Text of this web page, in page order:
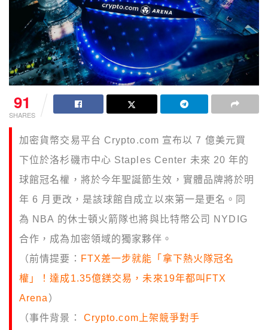
91
SHARES
加密貨幣交易平台 Crypto.com 宣布以 7 億美元買
下位於洛杉磯市中心 Staples Center 未來 20 年的
球館冠名權，將於今年聖誕節生效，實體品牌將於明
年 6 月更改，是該球館自成立以來第一是更名。同
為 NBA 的休士頓火箭隊也將與比特幣公司 NYDIG
合作，成為加密領域的獨家夥伴。
（前情提要： FTX差一步就能「拿下熱火隊冠名
權」！達成1.35億鎂交易，未來19年都叫FTX
Arena ）
（事件背景：
Crypto.com上架競爭對手